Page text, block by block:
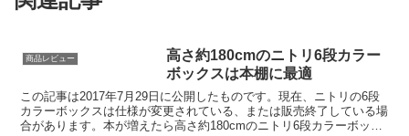
商品レビュー
高さ約180cmのニトリ6段カラー
ボックスは本棚に最適
この記事は2017年7月29日に公開したものです。現在、ニトリの6段
カラーボックスは仕様が変更されている、または販売終了している場
合があります。本が増えたら高さ約180cmのニトリ6段カラーボック